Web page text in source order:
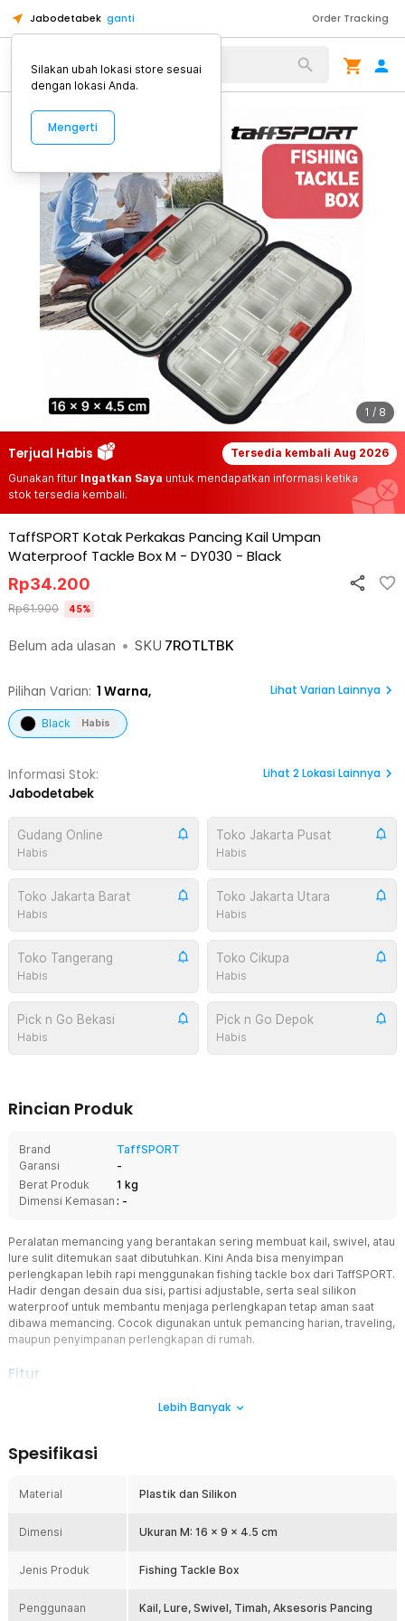
Jabodetabek ganti Order Tracking
Alat Kopi
1 / 8
Terjual Habis Tersedia kembali Aug 2026
Gunakan fitur Ingatkan Saya untuk mendapatkan informasi ketika
stok tersedia kembali.
TaffSPORT Kotak Perkakas Pancing Kail Umpan
Waterproof Tackle Box M - DY030 - Black
Belum ada ulasan • SKU 7ROTLTBK
Rp34.200
Rp61.900 45%
Pilihan Varian: 1 Warna, Lihat Varian Lainnya
Black Habis
Informasi Stok:
Jabodetabek
Lihat 2Lokasi Lainnya
Gudang Online
Habis
Toko Jakarta Pusat
Habis
Toko Jakarta Barat
Habis
Toko Jakarta Utara
Habis
Toko Tangerang
Habis
Toko Cikupa
Habis
Pick n Go Bekasi
Habis
Pick n Go Depok
Habis
Rincian Produk
Brand
TaffSPORT
Garansi
-
Berat Produk
1 kg
Dimensi Kemasan : -
Peralatan memancing yang berantakan sering membuat kail, swivel, atau
lure sulit ditemukan saat dibutuhkan. Kini Anda bisa menyimpan
perlengkapan lebih rapi menggunakan fishing tackle box dari TaffSPORT.
Hadir dengan desain dua sisi, partisi adjustable, serta seal silikon
waterproof untuk membantu menjaga perlengkapan tetap aman saat
dibawa memancing. Cocok digunakan untuk pemancing harian, traveling,
maupun penyimpanan perlengkapan di rumah.
Fitur
Partisi Adjustable Lebih Fleksibel
membuat ruang lebih besar untuk lure, timah, kail, maupun
perlengkapan tersusun lebih rapi dan tidak bercampur saat dibawa.
Waterproof dengan Seal Silikon
menahan cipratan air dan kelembapan. Fitur waterproof membantu
menjaga kail, lure, dan aksesoris logam tetap kering sehingga tidak
area laut saat aktivitas outdoor. Fishing tackle box ini memberikan
Lebih Banyak
Spesifikasi
Material Plastik dan Silikon
Dimensi Ukuran M: 16 x 9 x 4.5 cm
Jenis Produk Fishing Tackle Box
Penggunaan Kail, Lure, Swivel, Timah, Aksesoris Pancing
Silakan ubah lokasi store sesuai
dengan lokasi Anda.
Mengerti